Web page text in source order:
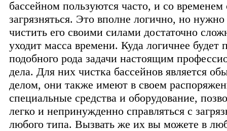
бассейном пользуются часто, и со временем
загрязняться. Это вполне логично, но нужно
чистить его своими силами достаточно
уходит масса времени. Куда логичнее будет
подобного рода задачи настоящим
дела. Для них чистка бассейнов является
делом, они также имеют в своем
специальные средства и оборудование,
легко и непринужденно справляться с
любого типа. Вызвать же их вы можете в